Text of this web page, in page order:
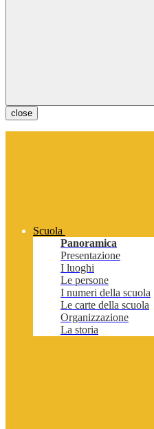
close
Scuola
Panoramica
Presentazione
I luoghi
Le persone
I numeri della scuola
Le carte della scuola
Organizzazione
La storia